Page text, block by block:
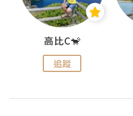
高比C🐒
追蹤